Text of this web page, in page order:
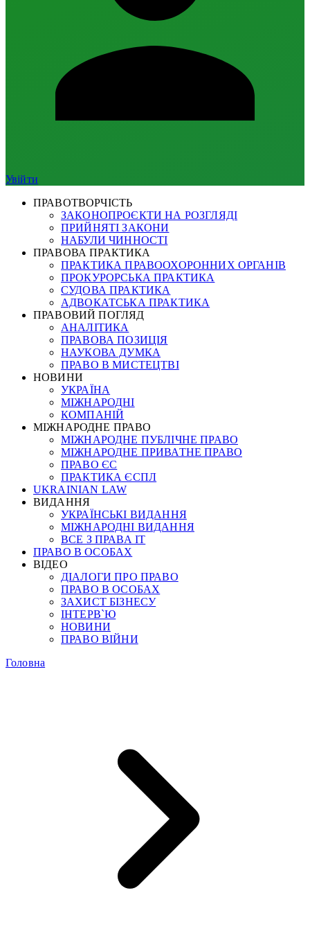
Увійти
ПРАВОТВОРЧІСТЬ
ЗАКОНОПРОЄКТИ НА РОЗГЛЯДІ
ПРИЙНЯТІ ЗАКОНИ
НАБУЛИ ЧИННОСТІ
ПРАВОВА ПРАКТИКА
ПРАКТИКА ПРАВООХОРОННИХ ОРГАНІВ
ПРОКУРОРСЬКА ПРАКТИКА
СУДОВА ПРАКТИКА
АДВОКАТСЬКА ПРАКТИКА
ПРАВОВИЙ ПОГЛЯД
АНАЛІТИКА
ПРАВОВА ПОЗИЦІЯ
НАУКОВА ДУМКА
ПРАВО В МИСТЕЦТВІ
НОВИНИ
УКРАЇНА
МІЖНАРОДНІ
КОМПАНІЙ
МІЖНАРОДНЕ ПРАВО
МІЖНАРОДНЕ ПУБЛІЧНЕ ПРАВО
МІЖНАРОДНЕ ПРИВАТНЕ ПРАВО
ПРАВО ЄС
ПРАКТИКА ЄСПЛ
UKRAINIAN LAW
ВИДАННЯ
УКРАЇНСЬКІ ВИДАННЯ
МІЖНАРОДНІ ВИДАННЯ
ВСЕ З ПРАВА ІТ
ПРАВО В ОСОБАХ
ВІДЕО
ДІАЛОГИ ПРО ПРАВО
ПРАВО В ОСОБАХ
ЗАХИСТ БІЗНЕСУ
ІНТЕРВ`Ю
НОВИНИ
ПРАВО ВІЙНИ
Головна